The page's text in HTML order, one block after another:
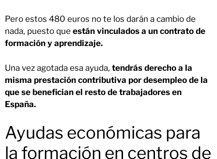
Pero estos 480 euros no te los darán a cambio de
nada, puesto que están vinculados a un contrato de
formación y aprendizaje.
Una vez agotada esa ayuda, tendrás derecho a la
misma prestación contributiva por desempleo de la
que se benefician el resto de trabajadores en
España.
Ayudas económicas para
la formación en centros de